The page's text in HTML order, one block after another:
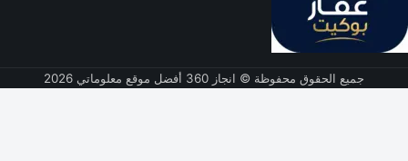
جميع الحقوق محفوظة © انجاز 360 أفضل موقع معلوماتي 2026